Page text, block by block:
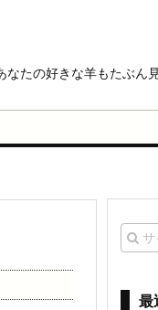
たの好きな羊もたぶん見
最